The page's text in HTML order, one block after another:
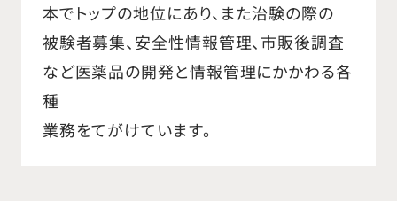
本でトップの地位にあり、また治験の際の
被験者募集、安全性情報管理、市販後調査
など医薬品の開発と情報管理にかかわる各
種
業務をてがけています。